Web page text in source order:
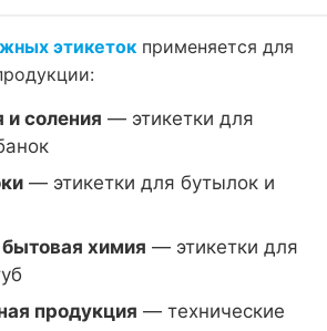
этикеток применяется для
и соления — этикетки для
— этикетки для бутылок и
химия — этикетки для
продукция — технические